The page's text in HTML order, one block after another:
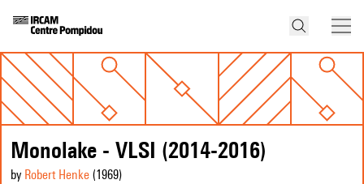
Monolake - VLSI (2014-2016)
by Robert Henke (1969)